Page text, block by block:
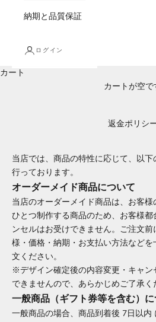
納期と品質保証
ログイン
カート
カートが空で
返金ポリシ
当店では、商品の特性に応じて、以
行っております。
オーダーメイド商品について
当店のオーダーメイド商品は、お客
ひとつ制作する商品のため、お客様
ンセルはお受けできません。ご注文
様・価格・納期・お支払い方法など
文ください。
※デザイン確定後の内容変更・キャン
できませんので、あらかじめご了承く
一般商品（ギフト券等を含む）
一般商品の場合、商品到着後 7日以内